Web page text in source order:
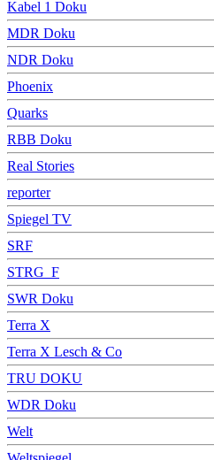
Kabel 1 Doku
MDR Doku
NDR Doku
Phoenix
Quarks
RBB Doku
Real Stories
reporter
Spiegel TV
SRF
STRG_F
SWR Doku
Terra X
Terra X Lesch & Co
TRU DOKU
WDR Doku
Welt